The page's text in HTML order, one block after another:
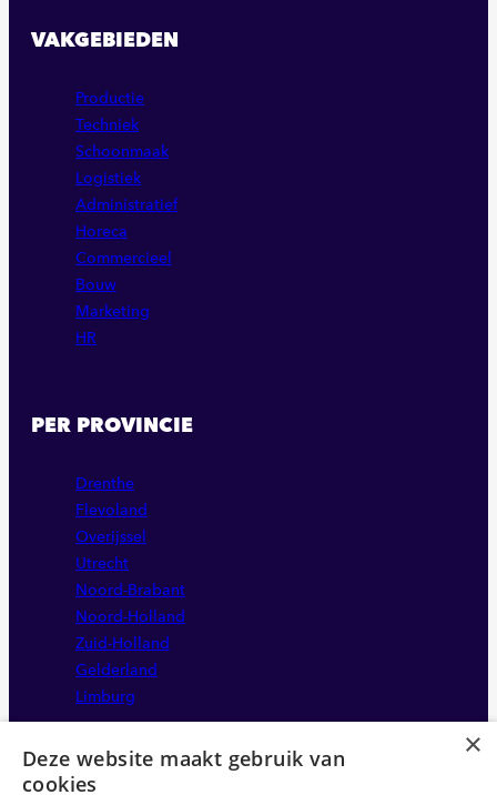
VAKGEBIEDEN
Productie
Techniek
Schoonmaak
Logistiek
Administratief
Horeca
Commercieel
Bouw
Marketing
HR
PER PROVINCIE
Drenthe
Flevoland
Overijssel
Utrecht
Noord-Brabant
Noord-Holland
Zuid-Holland
Gelderland
Limburg
×
Deze website maakt gebruik van
cookies